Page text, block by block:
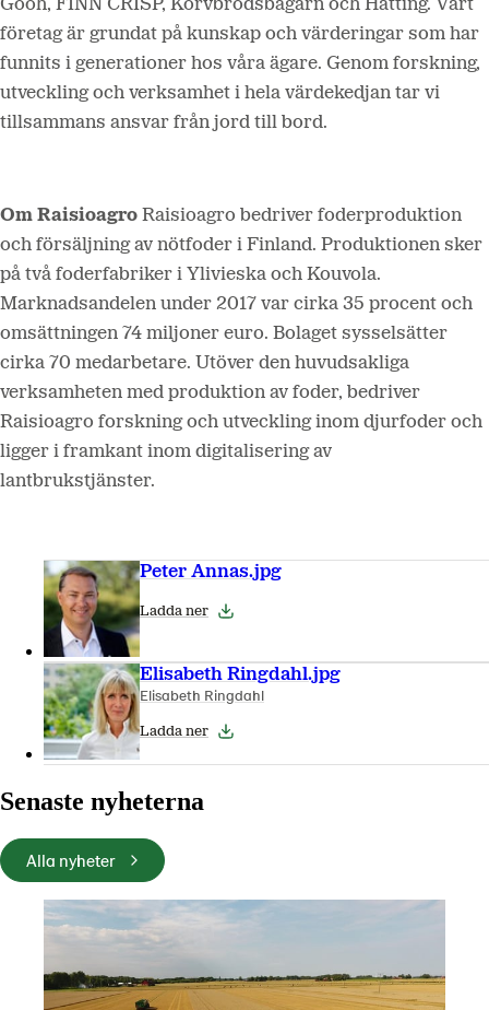
Gooh, FINN CRISP, Korvbrödsbagarn och Hatting. Vårt
företag är grundat på kunskap och värderingar som har
funnits i generationer hos våra ägare. Genom forskning,
utveckling och verksamhet i hela värdekedjan tar vi
tillsammans ansvar från jord till bord.
Om Raisioagro Raisioagro bedriver foderproduktion
och försäljning av nötfoder i Finland. Produktionen sker
på två foderfabriker i Ylivieska och Kouvola.
Marknadsandelen under 2017 var cirka 35 procent och
omsättningen 74 miljoner euro. Bolaget sysselsätter
cirka 70 medarbetare. Utöver den huvudsakliga
verksamheten med produktion av foder, bedriver
Raisioagro forskning och utveckling inom djurfoder och
ligger i framkant inom digitalisering av
lantbrukstjänster.
Peter Annas.jpg
Ladda ner
Elisabeth Ringdahl.jpg
Elisabeth Ringdahl
Ladda ner
Senaste nyheterna
Alla nyheter